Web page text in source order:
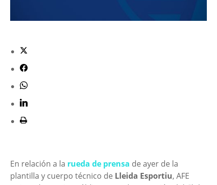
En relación a la rueda de prensa de ayer de la
plantilla y cuerpo técnico de Lleida Esportiu, AFE